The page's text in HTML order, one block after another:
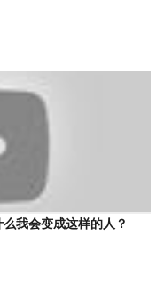
我会变成这样的人？